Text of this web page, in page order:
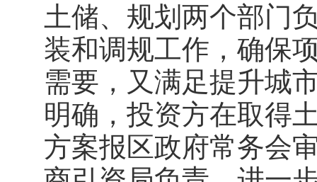
土储、规划两个部门
装和调规工作，确保
需要，又满足提升城
明确，投资方在取得
方案报区政府常务会